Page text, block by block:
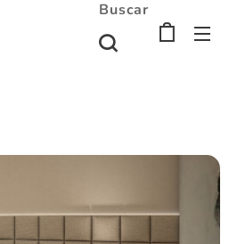
Buscar